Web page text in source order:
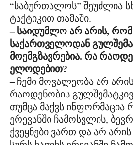
“საბურთალოს” შეუძლია
ტაქტიკით თამაში.
– საიდუმლო არ არის, რომ
საქართველოდან
მოემგზავრებია. რა
ელოდებით?
– ჩემი მოვალეობა არ
რაოდენობის
თუმცა მაქვს ინფორმაცია
ერევანში ჩამოსვლის,
ქვეყნები ვართ და არ